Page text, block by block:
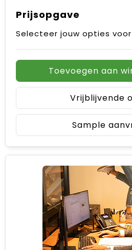
Prijsopgave
Selecteer jouw opties
Toevoegen aan
Vrijblijvende
Sample